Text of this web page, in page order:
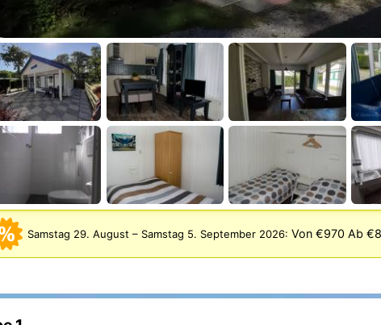
Samstag 29. August– Samstag 5. September 2026: Von €970 Ab